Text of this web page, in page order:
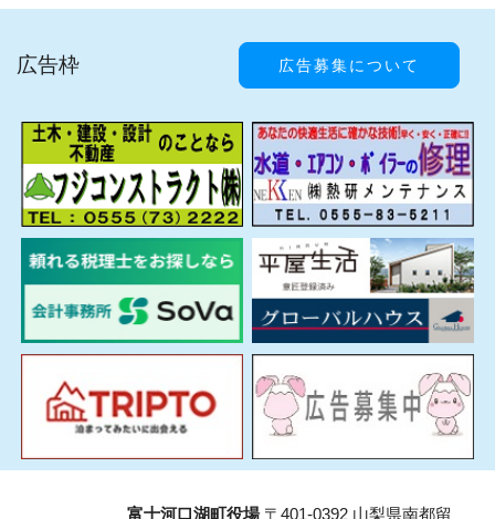
広告枠 広告募集について
富士河口湖町役場〒401-0392 山梨県南都留